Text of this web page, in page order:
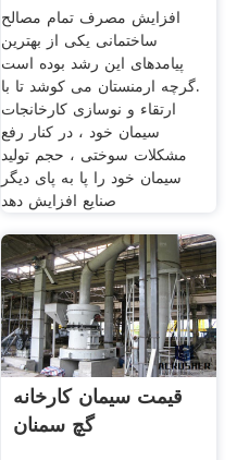
افزایش مصرف تمام مصالح
ساختمانی یکی از بهترین
پیامدهای این رشد بوده است
.گرچه ارمنستان می کوشد تا با
ارتقاء و نوسازی کارخانجات
سیمان خود ، در کنار رفع
مشکلات سوختی ، حجم تولید
سیمان خود را پا به پای دیگر
صنایع افزایش دهد
قیمت سیمان کارخانه
گچ سمنان